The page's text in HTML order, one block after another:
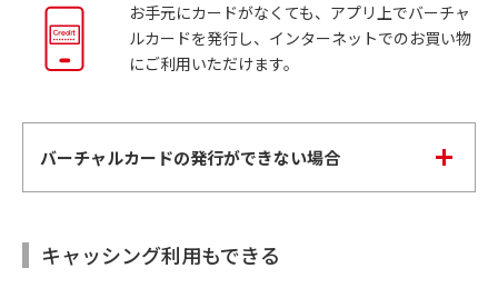
お手元にカードがなくても、アプリ上でバーチャ
ルカードを発行し、インターネットでのお買い物
にご利用いただけます。
バーチャルカードの発行ができない場合
キャッシング利用もできる